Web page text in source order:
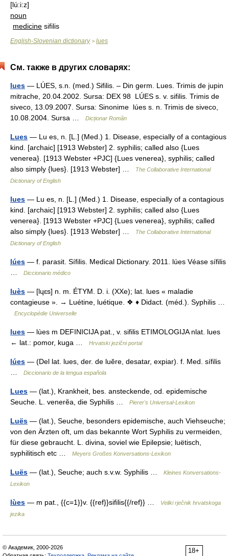
[lú:i:z]
noun
medicine sifilis
English-Slovenian dictionary> lues
См. также в других словарях:
lues — LÚES, s.n. (med.) Sifilis. – Din germ. Lues. Trimis de jupin
mitrache, 20.04.2002. Sursa: DEX 98 LÚES s. v. sifilis. Trimis de
siveco, 13.09.2007. Sursa: Sinonime lúes s. n. Trimis de siveco,
10.08.2004. Sursa …
Dicționar Român
Lues — Lu es, n. [L.] (Med.) 1. Disease, especially of a contagious
kind. [archaic] [1913 Webster] 2. syphilis; called also {Lues
venerea}. [1913 Webster +PJC] {Lues venerea}, syphilis; called
also simply {lues}. [1913 Webster] …
The Collaborative International
Dictionary of English
lues — Lu es, n. [L.] (Med.) 1. Disease, especially of a contagious
kind. [archaic] [1913 Webster] 2. syphilis; called also {Lues
venerea}. [1913 Webster +PJC] {Lues venerea}, syphilis; called
also simply {lues}. [1913 Webster] …
The Collaborative International
Dictionary of English
lúes — f. parasit. Sífilis. Medical Dictionary. 2011. lúes Véase sífilis
Diccionario médico
luès — [lɥɛs] n. m. ÉTYM. D. i. (XXe); lat. lues « maladie
contagieuse ». → Luétine, luétique. ❖ ♦ Didact. (méd.). Syphilis …
Encyclopédie Universelle
lues — lùes m DEFINICIJA pat., v. sifilis ETIMOLOGIJA nlat. lues
← lat.: pomor, kuga …
Hrvatski jezični portal
lúes — (Del lat. lues, der. de luĕre, desatar, expiar). f. Med. sífilis
Diccionario de la lengua española
Lues — (lat.), Krankheit, bes. ansteckende, od. epidemische
Seuche. L. venerĕa, die Syphilis …
Pierer's Universal-Lexikon
Luës — (lat.), Seuche, besonders epidemische, auch Viehseuche;
von den Ärzten oft, um das bekannte Wort Syphilis zu vermeiden,
für diese gebraucht. L. divina, soviel wie Epilepsie; luëtisch,
syphilitisch etc …
Meyers Großes Konversations-Lexikon
Luës — (lat.), Seuche; auch s.v.w. Syphilis …
Kleines Konversations-
Lexikon
lùes — m pat., {{c=1}}v. {{ref}}sifilis{{/ref}} …
Veliki rječnik hrvatskoga
jezika
18+
© Академик, 2000-2026